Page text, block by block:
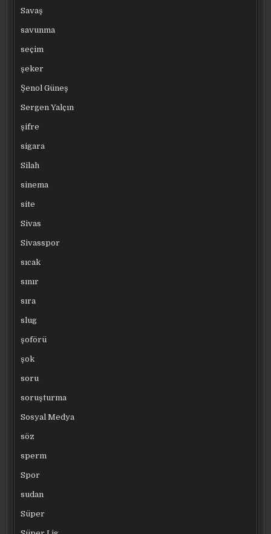
Savaş
savunma
seçim
şeker
Şenol Güneş
Sergen Yalçın
şifre
sigara
Silah
sinema
site
Sivas
Sivasspor
sıcak
sınır
sıra
slug
şoförü
şok
soru
soruşturma
Sosyal Medya
söz
sperm
Spor
sudan
Süper